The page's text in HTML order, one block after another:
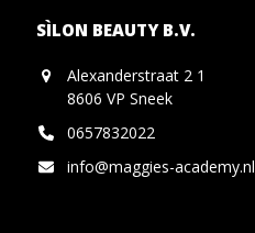
SÌLON BEAUTY B.V.
Alexanderstraat 2 1
8606 VP Sneek
0657832022
info@maggies-academy.nl